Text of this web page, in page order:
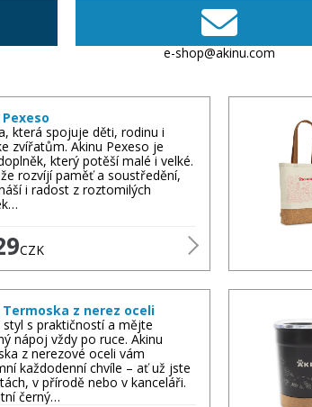
e-shop@akinu.com
která spojuje děti, rodinu i
zvířatům. Akinu Pexeso je
který potěší malé i velké.
rozvíjí paměť a soustředění,
i radost z roztomilých
CZK
z nerez oceli
styl s praktičností a mějte
nápoj vždy po ruce. Akinu
z nerezové oceli vám
každodenní chvíle – ať už jste
v přírodě nebo v kanceláři.
černý…